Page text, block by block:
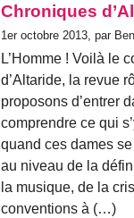
Chroniques
1er octobre 2013, par
L’Homme ! Voilà le
d’Altaride, la revue
proposons d’entrer
comprendre ce qui
quand ces dames
au niveau de la
la musique, de la
conventions à (…)